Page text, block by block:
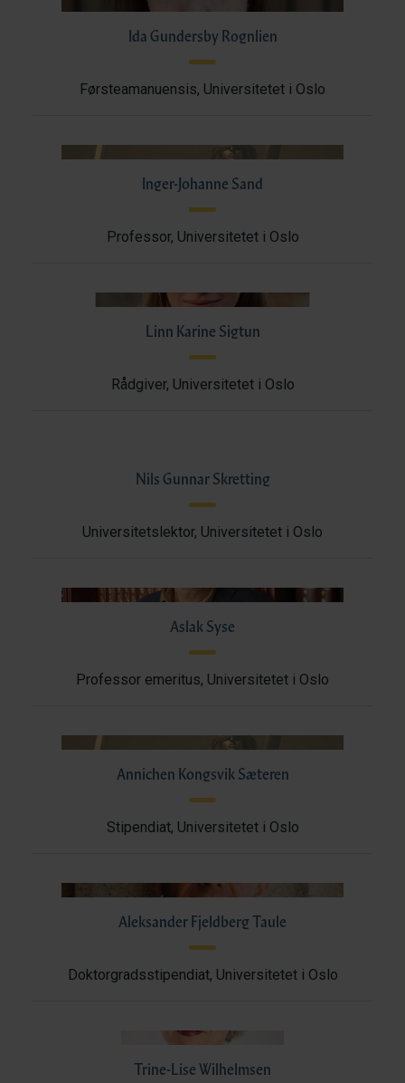
Ida Gundersby Rognlien
Førsteamanuensis, Universitetet i Oslo
Inger-Johanne Sand
Professor, Universitetet i Oslo
Linn Karine Sigtun
Rådgiver, Universitetet i Oslo
Nils Gunnar Skretting
Universitetslektor, Universitetet i Oslo
Aslak Syse
Professor emeritus, Universitetet i Oslo
Annichen Kongsvik Sæteren
Stipendiat, Universitetet i Oslo
Aleksander Fjeldberg Taule
Doktorgradsstipendiat, Universitetet i Oslo
Trine-Lise Wilhelmsen